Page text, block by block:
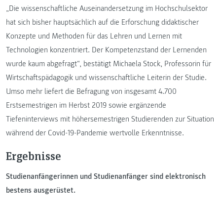
„Die wissenschaftliche Auseinandersetzung im Hochschulsektor
hat sich bisher hauptsächlich auf die Erforschung didaktischer
Konzepte und Methoden für das Lehren und Lernen mit
Technologien konzentriert. Der Kompetenzstand der Lernenden
wurde kaum abgefragt“, bestätigt Michaela Stock, Professorin für
Wirtschaftspädagogik und wissenschaftliche Leiterin der Studie.
Umso mehr liefert die Befragung von insgesamt 4.700
Erstsemestrigen im Herbst 2019 sowie ergänzende
Tiefeninterviews mit höhersemestrigen Studierenden zur Situation
während der Covid-19-Pandemie wertvolle Erkenntnisse.
Ergebnisse
Studienanfängerinnen und Studienanfänger sind elektronisch
bestens ausgerüstet.